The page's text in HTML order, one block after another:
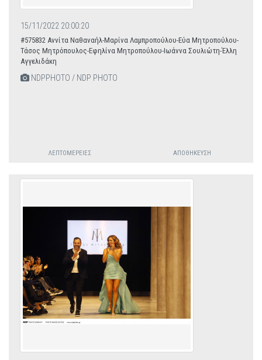
15/11/2022 20:00:20
#575832 Αννίτα Ναθαναήλ-Μαρίνα Λαμπροπούλου-Εύα Μητροπούλου-
Τάσος Μητρόπουλος-Εφηλίνα Μητροπούλου-Ιωάννα Σουλιώτη-Έλλη
Αγγελιδάκη
NDPPHOTO / NDP PHOTO
ΛΕΠΤΟΜΈΡΕΙΕΣ ΑΠΟΘΉΚΕΥΣΗ